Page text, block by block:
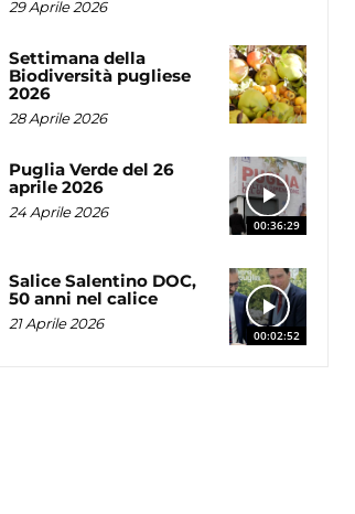
29 Aprile 2026
Settimana della
Biodiversità pugliese
2026
28 Aprile 2026
00:36:29
Puglia Verde del 26
aprile 2026
24 Aprile 2026
00:02:52
Salice Salentino DOC,
50 anni nel calice
21 Aprile 2026